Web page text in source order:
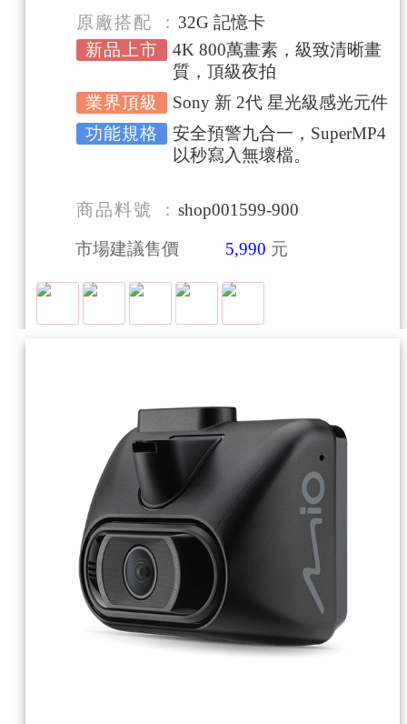
原廠搭配
32G 記憶卡
新品上市
4K 800萬畫素，級致清晰畫
質，頂級夜拍
業界頂級
Sony 新 2代 星光級感光元件
功能規格
安全預警九合一，SuperMP4
以秒寫入無壞檔。
商品料號 shop001599-900
市場建議售價 5,990 元